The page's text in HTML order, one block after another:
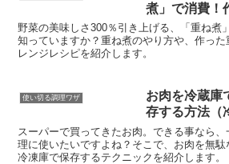
煮」で消費！
野菜の美味しさ300％引き上げる、「重ね煮
知っていますか？重ね煮のやり方や、作っ
レンジレシピを紹介します。
使い切る調理ワザ
お肉を冷蔵庫
存する方法（
スーパーで買ってきたお肉。できる事なら
理に使いたいですよね？そこで、お肉を無
冷凍庫で保存するテクニックを紹介します。